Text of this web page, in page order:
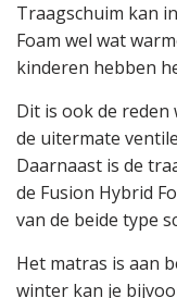
Traagschuim kan
Foam wel wat
kinderen hebben
Dit is ook de
de uitermate
Daarnaast is de
de Fusion Hybrid
van de beide type
Het matras is aan
winter kan je